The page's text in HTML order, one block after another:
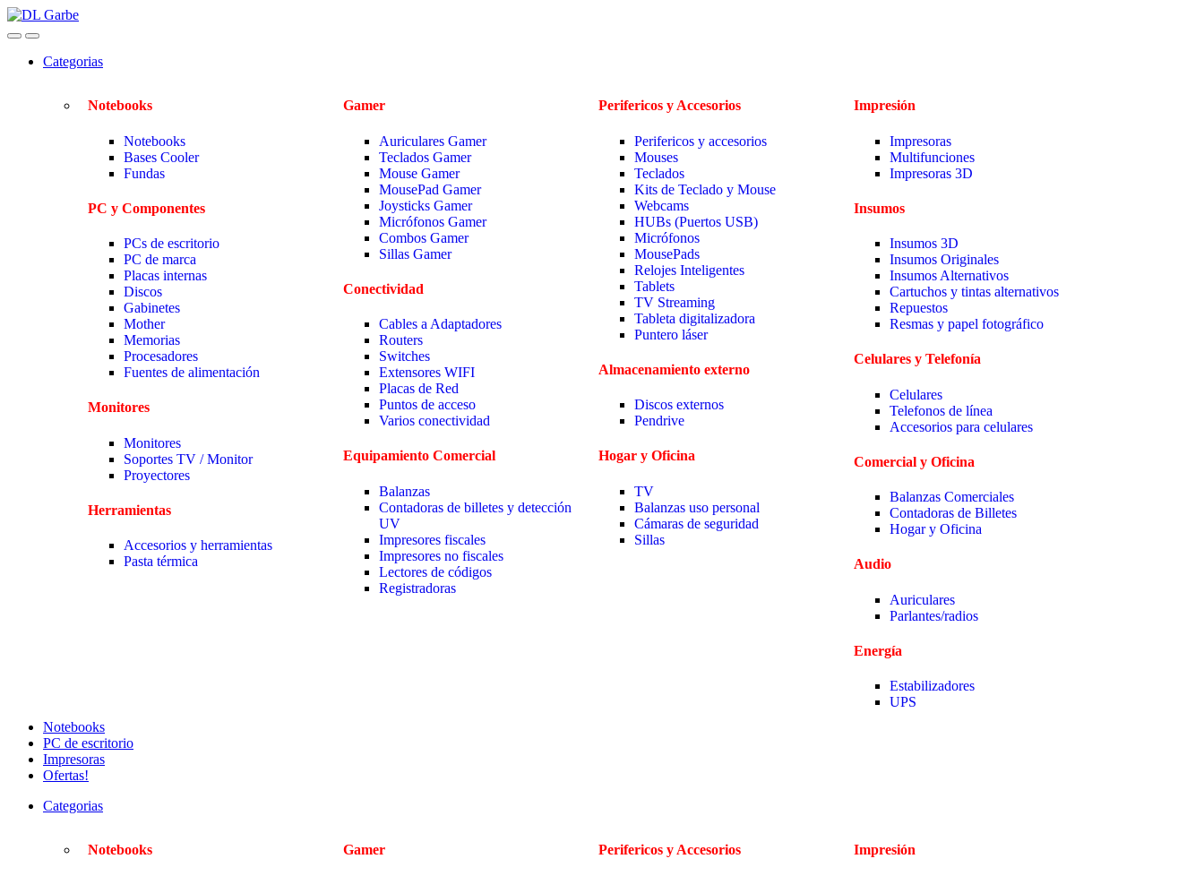
Categorias
Notebooks
Notebooks
Bases Cooler
Fundas
PC y Componentes
PCs de escritorio
PC de marca
Placas internas
Discos
Gabinetes
Mother
Memorias
Procesadores
Fuentes de alimentación
Monitores
Monitores
Soportes TV / Monitor
Proyectores
Herramientas
Accesorios y herramientas
Pasta térmica
Gamer
Auriculares Gamer
Teclados Gamer
Mouse Gamer
MousePad Gamer
Joysticks Gamer
Micrófonos Gamer
Combos Gamer
Sillas Gamer
Conectividad
Cables a Adaptadores
Routers
Switches
Extensores WIFI
Placas de Red
Puntos de acceso
Varios conectividad
Equipamiento Comercial
Balanzas
Contadoras de billetes y detección
UV
Impresores fiscales
Impresores no fiscales
Lectores de códigos
Registradoras
Perifericos y Accesorios
Perifericos y accesorios
Mouses
Teclados
Kits de Teclado y Mouse
Webcams
HUBs (Puertos USB)
Micrófonos
MousePads
Relojes Inteligentes
Tablets
TV Streaming
Tableta digitalizadora
Puntero láser
Almacenamiento externo
Discos externos
Pendrive
Hogar y Oficina
TV
Balanzas uso personal
Cámaras de seguridad
Sillas
Impresión
Impresoras
Multifunciones
Impresoras 3D
Insumos
Insumos 3D
Insumos Originales
Insumos Alternativos
Cartuchos y tintas alternativos
Repuestos
Resmas y papel fotográfico
Celulares y Telefonía
Celulares
Telefonos de línea
Accesorios para celulares
Comercial y Oficina
Balanzas Comerciales
Contadoras de Billetes
Hogar y Oficina
Audio
Auriculares
Parlantes/radios
Energía
Estabilizadores
UPS
Notebooks
PC de escritorio
Impresoras
Ofertas!
Categorias
Notebooks Gamer Perifericos y Accesorios Impresión